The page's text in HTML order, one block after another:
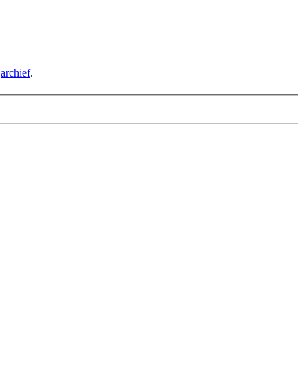
archief.